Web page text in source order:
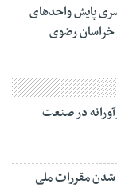
پایش واحدهای
رضوی
در صنعت
شدن مقررات ملی